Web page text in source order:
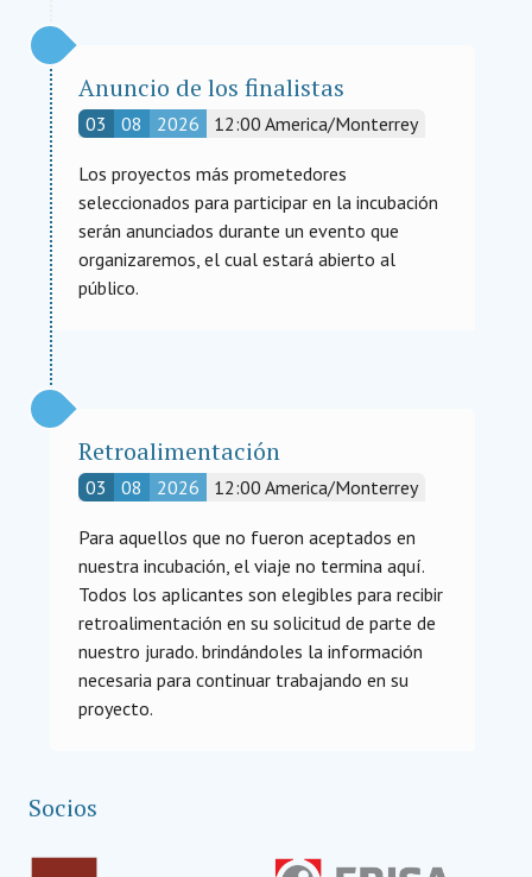
Anuncio de los finalistas
03 08 2026 12:00 America/Monterrey
Los proyectos más prometedores
seleccionados para participar en la incubación
serán anunciados durante un evento que
organizaremos, el cual estará abierto al
público.
Retroalimentación
03 08 2026 12:00 America/Monterrey
Para aquellos que no fueron aceptados en
nuestra incubación, el viaje no termina aquí.
Todos los aplicantes son elegibles para recibir
retroalimentación en su solicitud de parte de
nuestro jurado. brindándoles la información
necesaria para continuar trabajando en su
proyecto.
Socios